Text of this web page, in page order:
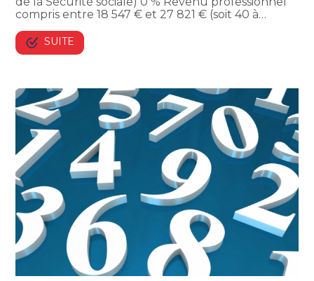
compris entre 18 547 € et 27 821 € (soit 40 à…
SUITE